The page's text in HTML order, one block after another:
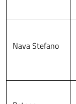
Nava Stefano